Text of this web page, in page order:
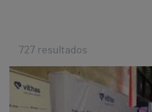
727 resultados